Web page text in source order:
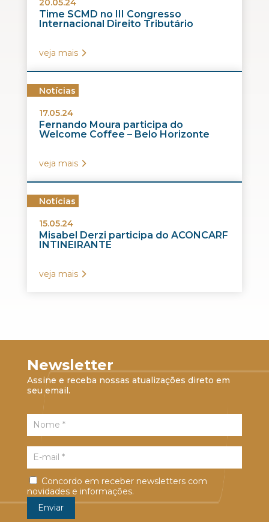
20.05.24
Time SCMD no III Congresso
Internacional Direito Tributário
veja mais
Notícias
17.05.24
Fernando Moura participa do
Welcome Coffee – Belo Horizonte
veja mais
Notícias
15.05.24
Misabel Derzi participa do ACONCARF
INTINEIRANTE
veja mais
Newsletter
Assine e receba nossas atualizações direto em
seu email.
Concordo em receber newsletters com
novidades e informações.